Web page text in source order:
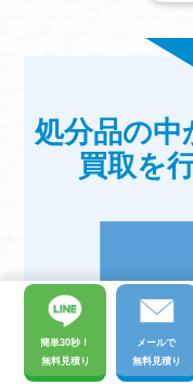
処分品の中
買取を
簡単30秒！
無料見積り
メールで
無料見積り